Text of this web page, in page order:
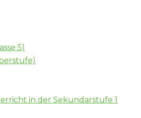
5)
in der Sekundarstufe 1